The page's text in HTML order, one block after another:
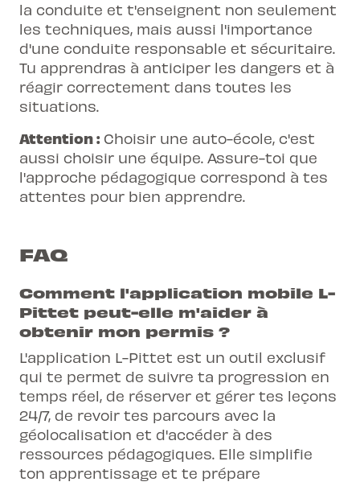
la conduite et t'enseignent non seulement
les techniques, mais aussi l'importance
d'une conduite responsable et sécuritaire.
Tu apprendras à anticiper les dangers et à
réagir correctement dans toutes les
situations.
Attention : Choisir une auto-école, c'est
aussi choisir une équipe. Assure-toi que
l'approche pédagogique correspond à tes
attentes pour bien apprendre.
FAQ
Comment l'application mobile L-
Pittet peut-elle m'aider à
obtenir mon permis ?
L'application L-Pittet est un outil exclusif
qui te permet de suivre ta progression en
temps réel, de réserver et gérer tes leçons
24/7, de revoir tes parcours avec la
géolocalisation et d'accéder à des
ressources pédagogiques. Elle simplifie
ton apprentissage et te prépare